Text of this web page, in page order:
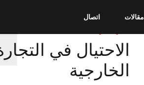
مقالات اتصال
الاحتيال في
الخارجية